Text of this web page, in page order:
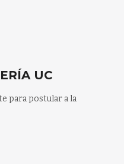
UC
para postular a la